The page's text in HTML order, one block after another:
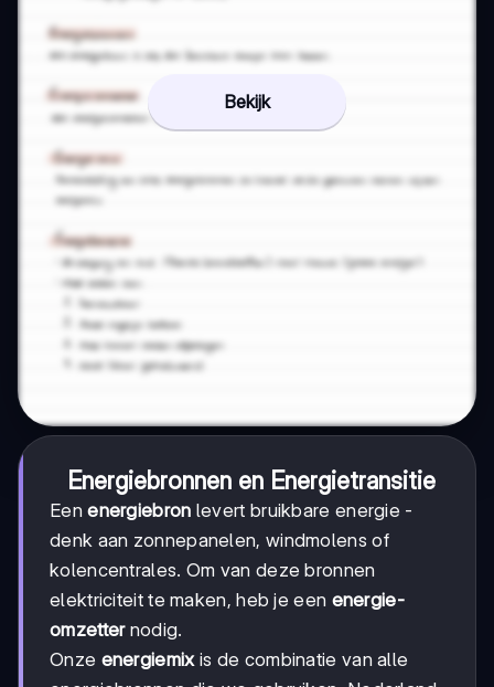
Bekijk
Energiebronnen en Energietransitie
Eenenergiebron levert bruikbare energie -
denk aan zonnepanelen, windmolens of
kolencentrales. Om van deze bronnen
elektriciteit te maken, heb je een energie-
omzetternodig.
Onze energiemixis de combinatie van alle